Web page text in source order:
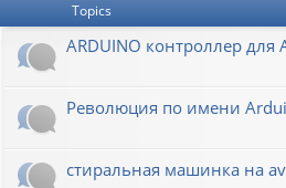
Topics
ARDUINO контроллер для
Революция по имени
стиральная машинка на